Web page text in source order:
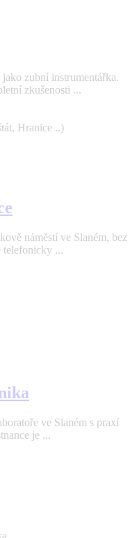
zubní instrumentářka.
zkušenosti ...
Hranice ..)
náměstí ve Slaném, bez
telefonicky ...
ve Slaném s praxí
je ...